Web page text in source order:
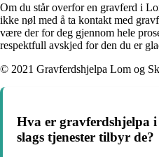
Om du står overfor en gravferd i
ikke nøl med å ta kontakt med
være der for deg gjennom hele
respektfull avskjed for den du er
© 2021 Gravferdshjelpa Lom og
Hva er gravferdshjelpa
slags tjenester tilbyr de?